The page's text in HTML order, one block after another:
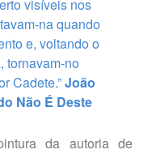
visíveis nos
na quando
e, voltando o
tornavam-no
Cadete.”João
Não É Deste
da autoria de